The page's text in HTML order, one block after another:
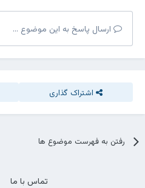
ارسال پاسخ به این موضوع ...
اشتراک گذاری
رفتن به فهرست موضوع ها
تماس با ما